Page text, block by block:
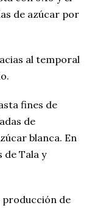
de azúcar por
al temporal
fines de
de
blanca. En
Tala y
producción de